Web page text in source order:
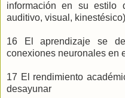
información en su estilo
auditivo, visual, kinestésico)
16 El aprendizaje se
conexiones neuronales en
17 El rendimiento
desayunar